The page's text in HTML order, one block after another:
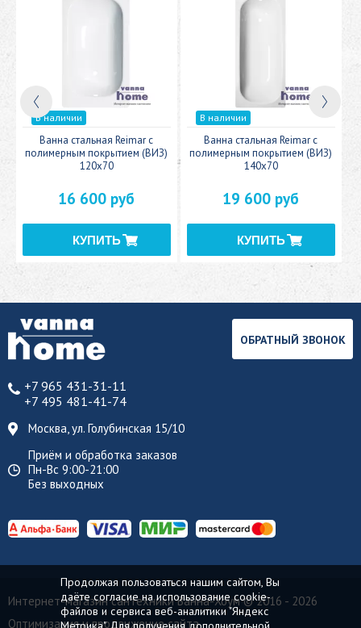
В наличии
Ванна стальная Reimar с
полимерным покрытием (ВИЗ)
120x70
16 600 руб
В наличии
Ванна стальная Reimar с
полимерным покрытием (ВИЗ)
140x70
19 600 руб
+7 965 431-31-11
+7 495 481-41-74
Москва, ул. Голубинская 15/10
Приём и обработка заказов
Пн-Вс 9:00-21:00
Без выходных
ОБРАТНЫЙ ЗВОНОК
Интернет-магазин сантехники Ванна-Хоум© 2016 - 2026
Оптимизация и продвижение сайта
Продолжая пользоваться нашим сайтом, Вы
даёте согласие на использование cookie-
файлов и сервиса веб-аналитики "Яндекс